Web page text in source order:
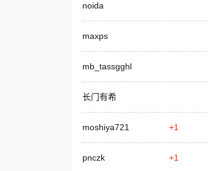
noida
maxps
mb_tassgghl
长门有希
moshiya721 +1
pnczk +1